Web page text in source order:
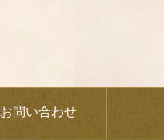
お問い合わせ